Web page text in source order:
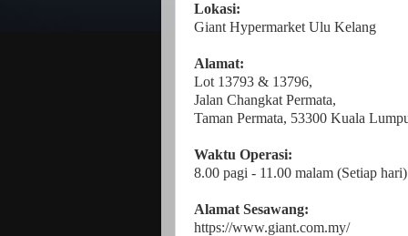
Lokasi:
Giant Hypermarket Ulu Kelang
Alamat:
Lot 13793 & 13796,
Jalan Changkat Permata,
Taman Permata, 53300 Kuala
Waktu Operasi:
8.00 pagi - 11.00 malam (Setiap hari)
Alamat Sesawang:
https://www.giant.com.my/